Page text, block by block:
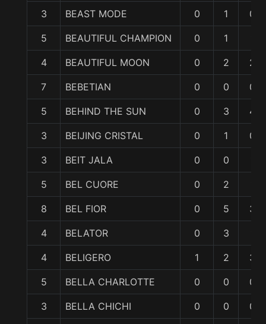
3 BEAST MODE 0 1 0
5 BEAUTIFUL CHAMPION 0 1
4 BEAUTIFUL MOON 0 2 2
7 BEBETIAN 0 0 0
5 BEHIND THE SUN 0 3 4
3 BEIJING CRISTAL 0 1 0
3 BEIT JALA 0 0
5 BEL CUORE 0 2
8 BEL FIOR 0 5 3
4 BELATOR 0 3
4 BELIGERO 1 2 3
5 BELLA CHARLOTTE 0 0 0
3 BELLA CHICHI 0 0 0